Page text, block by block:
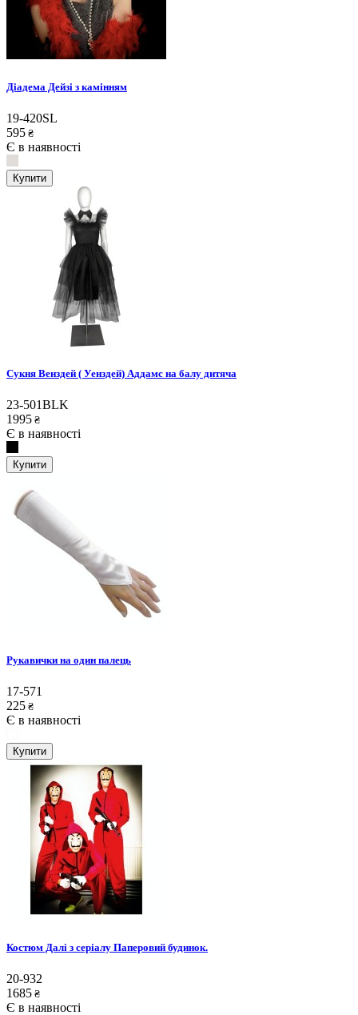
Діадема Дейзі з камінням
19-420SL
595 ₴
Є в наявності
Купити
Сукня Венздей ( Уенздей) Аддамс на балу дитяча
23-501BLK
1995 ₴
Є в наявності
Купити
Рукавички на один палець
17-571
225 ₴
Є в наявності
Купити
Костюм Далі з серіалу Паперовий будинок.
20-932
1685 ₴
Є в наявності